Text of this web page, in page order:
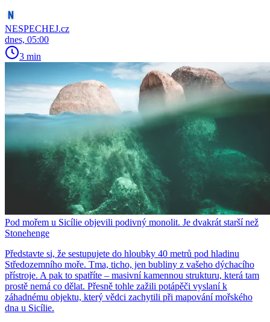
NESPECHEJ.cz
dnes, 05:00
3 min
Pod mořem u Sicílie objevili podivný monolit. Je dvakrát starší než
Stonehenge
Představte si, že sestupujete do hloubky 40 metrů pod hladinu
Středozemního moře. Tma, ticho, jen bubliny z vašeho dýchacího
přístroje. A pak to spatříte – masivní kamennou strukturu, která tam
prostě nemá co dělat. Přesně tohle zažili potápěči vyslaní k
záhadnému objektu, který vědci zachytili při mapování mořského
dna u Sicílie.